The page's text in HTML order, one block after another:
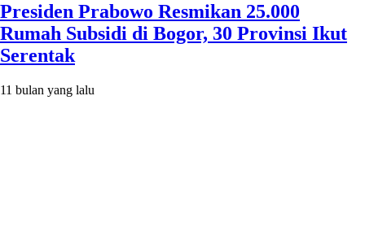
Presiden Prabowo Resmikan 25.000
Rumah Subsidi di Bogor, 30 Provinsi Ikut
Serentak
11 bulan yang lalu